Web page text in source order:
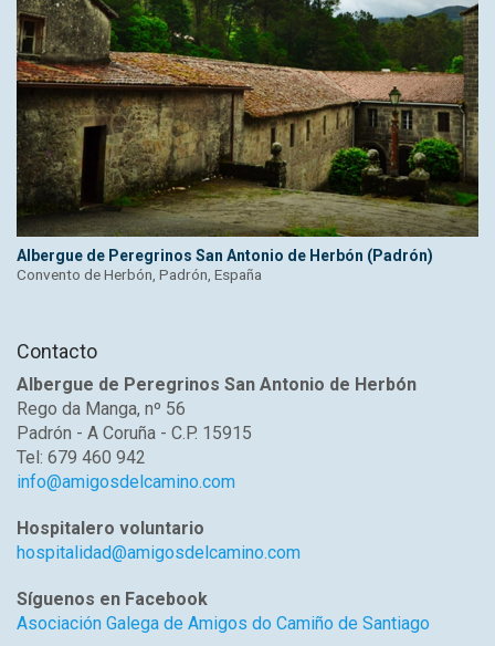
Albergue de Peregrinos San Antonio de Herbón (Padrón)
Convento de Herbón, Padrón, España
Contacto
Albergue de Peregrinos San Antonio de Herbón
Rego da Manga, nº 56
Padrón - A Coruña - C.P. 15915
Tel: 679 460 942
info@amigosdelcamino.com
Hospitalero voluntario
hospitalidad@amigosdelcamino.com
Síguenos en Facebook
Asociación Galega de Amigos do Camiño de Santiago